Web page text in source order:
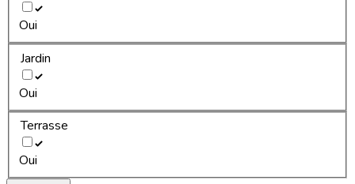
Oui
Jardin
Oui
Terrasse
Oui